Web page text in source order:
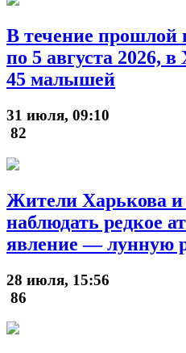
В течение прошлой
по 5 августа 2026,
45 малышей
31 июля, 09:10
82
Жители Харькова и
наблюдать редкое
явление — лунную
28 июля, 15:56
86